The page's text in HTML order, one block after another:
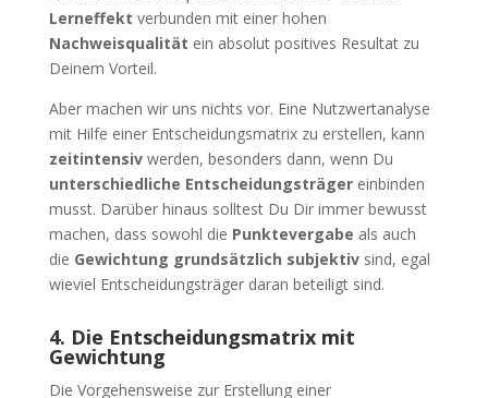
Lerneffekt verbunden mit einer hohen
Nachweisqualität ein absolut positives Resultat zu
Deinem Vorteil.
Aber machen wir uns nichts vor. Eine Nutzwertanalyse
mit Hilfe einer Entscheidungsmatrix zu erstellen, kann
zeitintensiv werden, besonders dann, wenn Du
unterschiedliche Entscheidungsträgereinbinden
musst. Darüber hinaus solltest Du Dir immer bewusst
machen, dass sowohl die Punktevergabe als auch
die Gewichtung grundsätzlich subjektivsind, egal
wieviel Entscheidungsträger daran beteiligt sind.
4. Die Entscheidungsmatrix mit
Gewichtung
Die Vorgehensweise zur Erstellung einer